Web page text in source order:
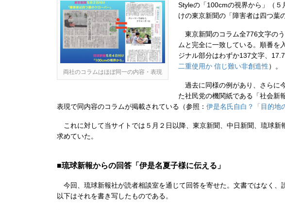
両社のコラムはほぼ同一の内容・表現
Styleの「100cmの視界から」（
けの東京新聞の「障害者は四つ葉
東京新聞のコラム全776文字の
ムと完全に一致している。順番を
ジナル部分はわずか137文字、
二重使用か 信じ難い非創造性）。
過去に同様の例があり、さらに
た社民党の機関紙である「社会新
表現で同内容のコラムが掲載されている（参照： 伊是名氏自白？「目的地
これに対して当サイトでは５月２日以降、東京新聞、中日新聞、琉球新
求めていた。
■琉球新報からの回答「伊是名夏子様に伝える」
今回、琉球新報社が読者相談室を通じて回答を寄せた。文書ではなく、
以下はそれを書き写したものである。